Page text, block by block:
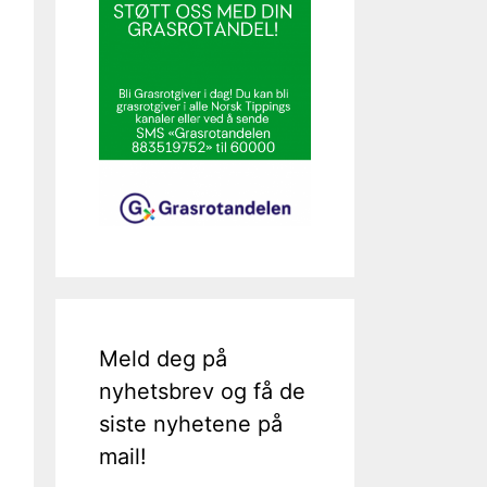
Meld deg på
nyhetsbrev og få de
siste nyhetene på
mail!